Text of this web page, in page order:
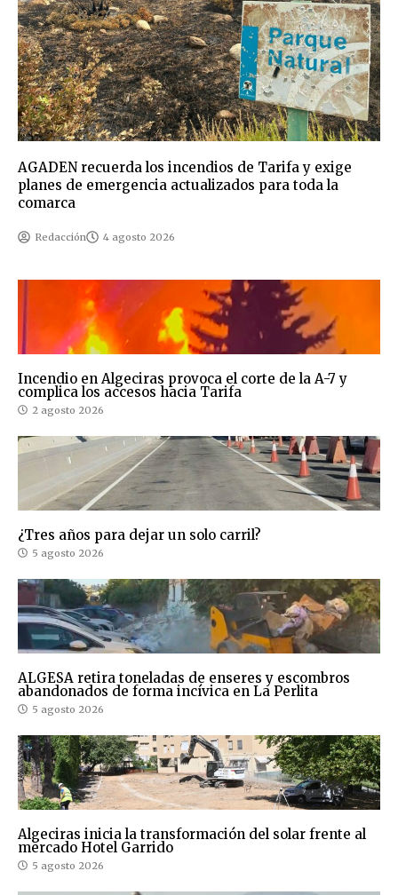
AGADEN recuerda los incendios de Tarifa y exige
planes de emergencia actualizados para toda la
comarca
Redacción 4 agosto 2026
Incendio en Algeciras provoca el corte de la A-7 y
complica los accesos hacia Tarifa
2 agosto 2026
¿Tres años para dejar un solo carril?
5 agosto 2026
ALGESA retira toneladas de enseres y escombros
abandonados de forma incívica en La Perlita
5 agosto 2026
Algeciras inicia la transformación del solar frente al
mercado Hotel Garrido
5 agosto 2026